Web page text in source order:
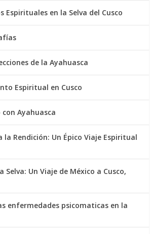
Espirituales en la Selva del Cusco
de la Ayahuasca
Espiritual en Cusco
Ayahuasca
la Rendición: Un Épico Viaje Espiritual
Selva: Un Viaje de México a Cusco,
enfermedades psicomaticas en la